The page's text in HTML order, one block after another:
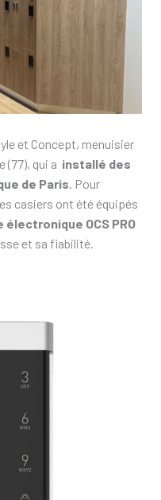
et Concept, menuisier
(77), qui a installé des
de Paris. Pour
casiers ont été équipés
OCS PRO
et sa fiabilité.